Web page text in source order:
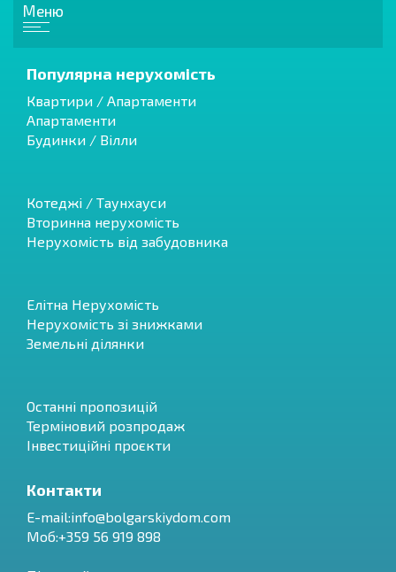
Меню
Популярна нерухомість
Квартири / Апартаменти
Апартаменти
Будинки / Вілли
Котеджі / Таунхауси
Вторинна нерухомість
Нерухомість від забудовника
Елітна Нерухомість
Нерухомість зі знижками
Земельні ділянки
Останні пропозицій
Терміновий розпродаж
Інвестиційні проєкти
Контакти
E-mail:info@bolgarskiydom.com
Моб:+359 56 919 898